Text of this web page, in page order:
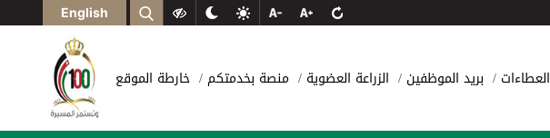
English
العطاءات بريد الموظفين الزراعة العضوية منصة بخدمتكم خارطة الموقع